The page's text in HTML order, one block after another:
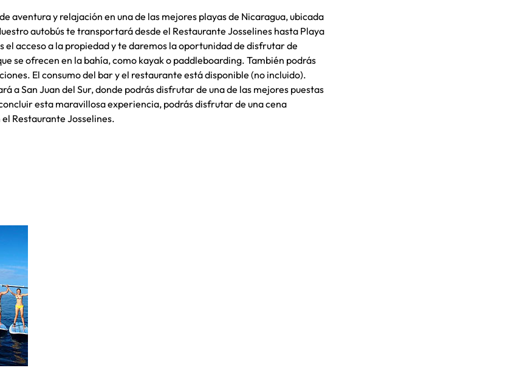
aventura y relajación en una de las mejores playas de Nicaragua, ubicada
autobús te transportará desde el Restaurante Josselines hasta Playa
el acceso a la propiedad y te daremos la oportunidad de disfrutar de
se ofrecen en la bahía, como kayak o paddleboarding. También podrás
El consumo del bar y el restaurante está disponible (no incluido).
a San Juan del Sur, donde podrás disfrutar de una de las mejores puestas
esta maravillosa experiencia, podrás disfrutar de una cena
Restaurante Josselines.